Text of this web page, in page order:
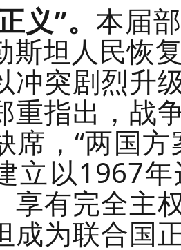
义”。本届
斯坦人民恢
冲突剧烈升
重指出，战
席，“两国
立以1967
享有完全主
成为联合国